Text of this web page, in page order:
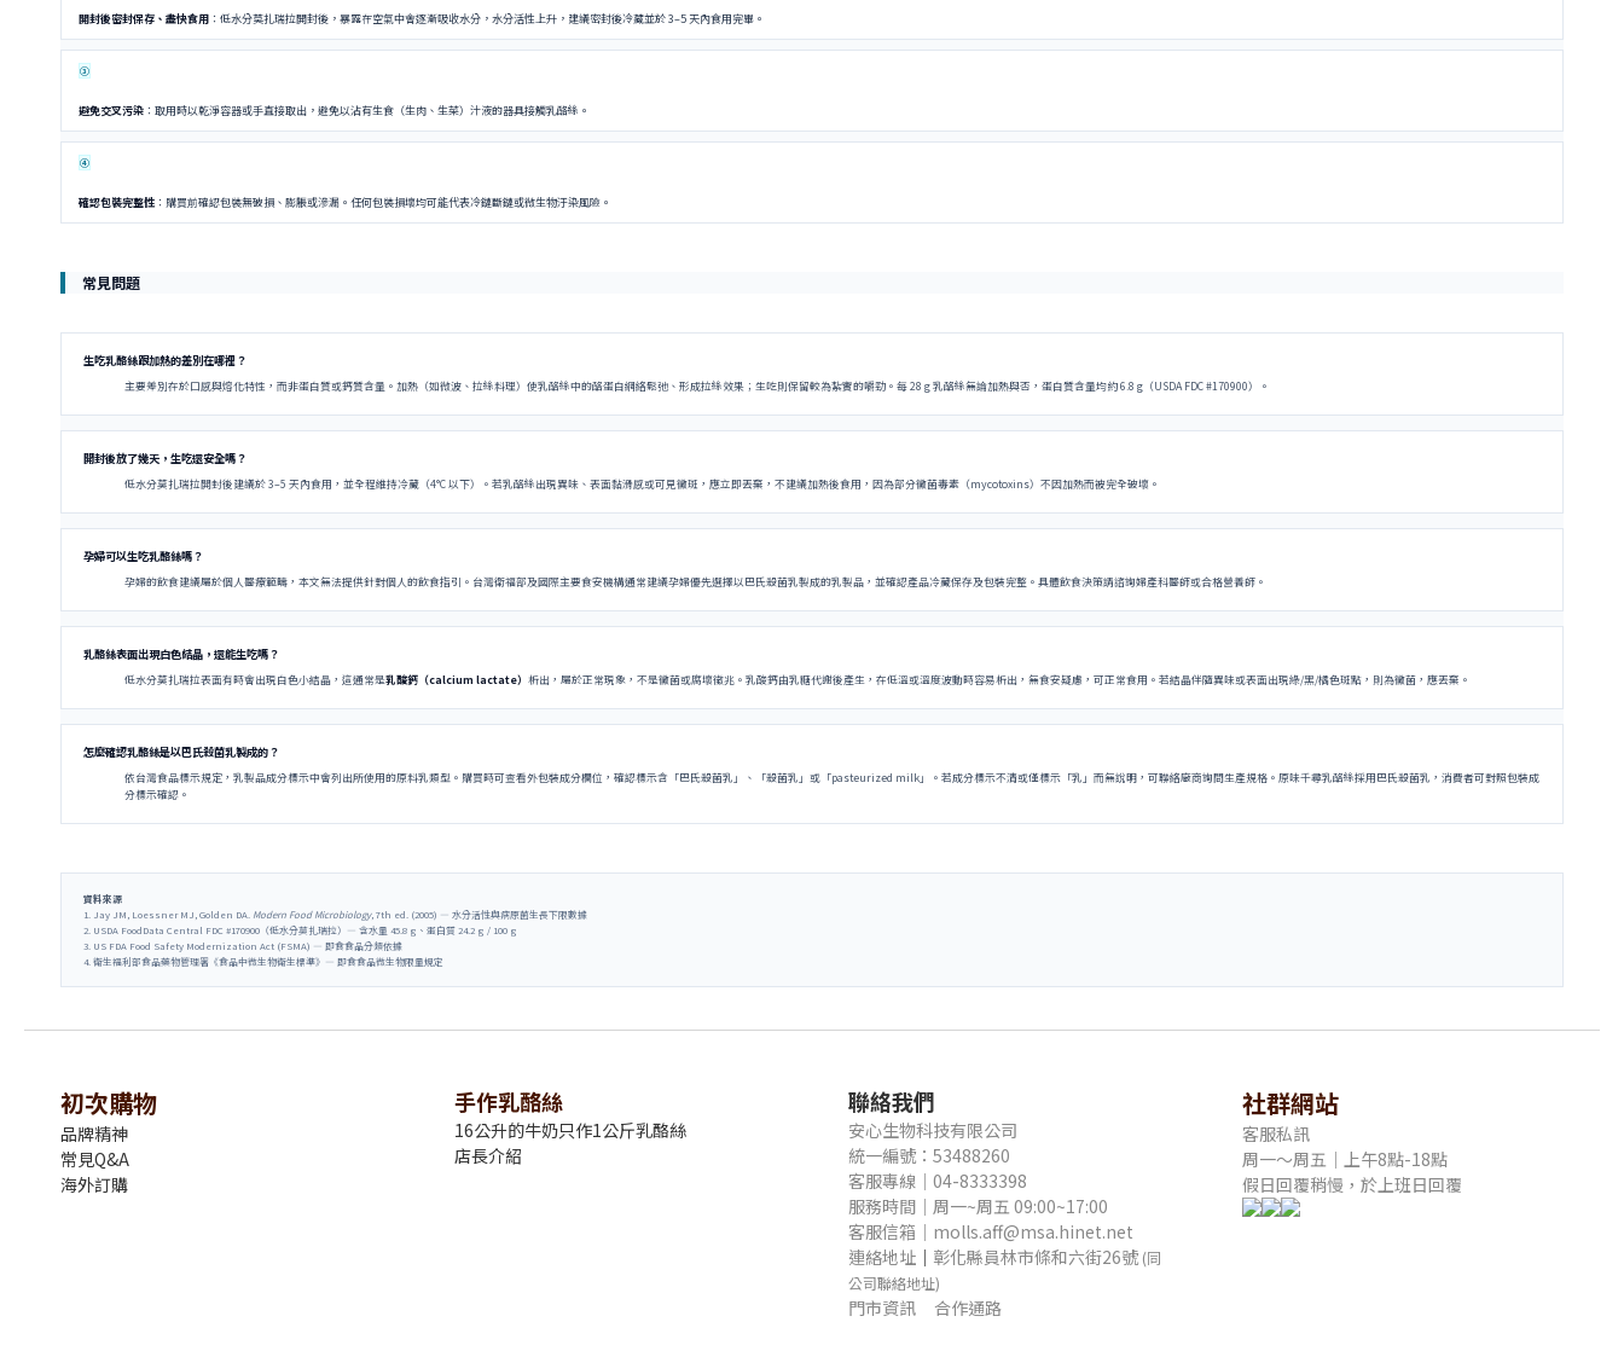
開封後密封保存、盡快食用 ：低水分莫扎瑞拉開封後，暴露在空氣中會逐漸吸收水分，水分活性上升，建議密封後冷藏並於 3–5 天內食用完畢。
③
避免交叉污染 ：取用時以乾淨容器或手直接取出，避免以沾有生食（生肉、生菜）汁液的器具接觸乳酪絲。
④
確認包裝完整性 ：購買前確認包裝無破損、膨脹或滲漏。任何包裝損壞均可能代表冷鏈斷鏈或微生物汙染風險。
常見問題
生吃乳酪絲跟加熱的差別在哪裡？
主要差別在於口感與熔化特性，而非蛋白質或鈣質含量。加熱（如微波、拉絲料理）使乳酪絲中的酪蛋白網絡鬆弛、形成拉絲效果；生吃則保留較為紮實的嚼勁。每 28 g 乳酪絲無論加熱與否，蛋白質含量均約 6.8 g（USDA FDC #170900）。
開封後放了幾天，生吃還安全嗎？
低水分莫扎瑞拉開封後建議於 3–5 天內食用，並全程維持冷藏（4°C 以下）。若乳酪絲出現異味、表面黏滑感或可見黴斑，應立即丟棄，不建議加熱後食用，因為部分黴菌毒素（mycotoxins）不因加熱而被完全破壞。
孕婦可以生吃乳酪絲嗎？
孕婦的飲食建議屬於個人醫療範疇，本文無法提供針對個人的飲食指引。台灣衛福部及國際主要食安機構通常建議孕婦優先選擇以巴氏殺菌乳製成的乳製品，並確認產品冷藏保存及包裝完整。具體飲食決策請諮詢婦產科醫師或合格營養師。
乳酪絲表面出現白色結晶，還能生吃嗎？
低水分莫扎瑞拉表面有時會出現白色小結晶，這通常是乳酸鈣（calcium lactate） 析出，屬於正常現象，不是黴菌或腐壞徵兆。乳酸鈣由乳糖代謝後產生，在低溫或溫度波動時容易析出，無食安疑慮，可正常食用。若結晶伴隨異味或表面出現綠/黑/橘色斑點，則為黴菌，應丟棄。
怎麼確認乳酪絲是以巴氏殺菌乳製成的？
依台灣食品標示規定，乳製品成分標示中會列出所使用的原料乳類型。購買時可查看外包裝成分欄位，確認標示含「巴氏殺菌乳」、「殺菌乳」或「pasteurized milk」。若成分標示不清或僅標示「乳」而無說明，可聯絡廠商詢問生產規格。原味千尋乳酪絲採用巴氏殺菌乳，消費者可對照包裝成
分標示確認。
資料來源
1. Jay JM, Loessner MJ, Golden DA. Modern Food Microbiology, 7th ed. (2005) — 水分活性與病原菌生長下限數據
2. USDA FoodData Central FDC #170900（低水分莫扎瑞拉）— 含水量 45.8 g、蛋白質 24.2 g / 100 g
3. US FDA Food Safety Modernization Act (FSMA) — 即食食品分類依據
4. 衛生福利部食品藥物管理署《食品中微生物衛生標準》— 即食食品微生物限量規定
初次購物
品牌精神
常見Q&A
海外訂購
手作乳酪絲
16公升的牛奶只作1公斤乳酪絲
店長介紹
聯絡我們
安心生物科技有限公司
統一編號：53488260
客服專線｜04-8333398
服務時間｜周一~周五 09:00~17:00
客服信箱｜molls.aff@msa.hinet.net
連絡地址 ｜ 彰化縣員林市條和六街26號 (同
公司聯絡地址)
門市資訊 合作通路
社群網站
客服私訊
周一～周五｜上午8點-18點
假日回覆稍慢，於上班日回覆